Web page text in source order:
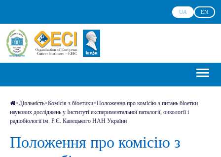
UA EN
>Діяльність>Комісія з біоетики>Положення про комісію з питань біоетки
наукових досліджень у Інституті експериментальної паталогії, онкології і
радіобіології ім. Р.Є. Кавецького НАН України
Положення про комісію з